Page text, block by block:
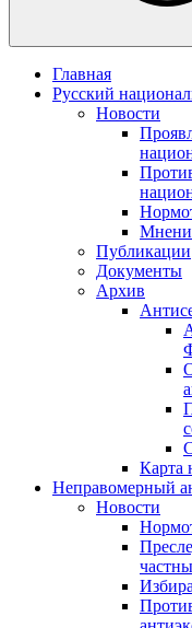
Главная
Русский
Новости
Публикации
Документы
Архив
Карта
Неправомерный
Новости